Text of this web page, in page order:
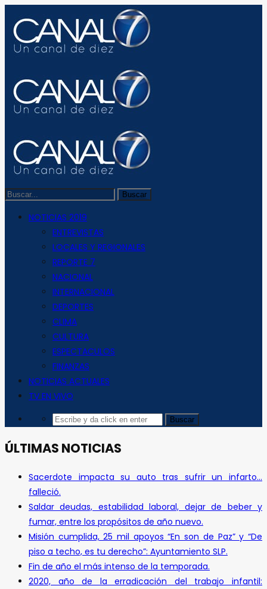
NOTICIAS 2019
ENTREVISTAS
LOCALES Y REGIONALES
REPORTE 7
NACIONAL
INTERNACIONAL
DEPORTES
CLIMA
CULTURA
ESPECTACULOS
FINANZAS
NOTICIAS ACTUALES
TV EN VIVO
ÚLTIMAS NOTICIAS
Sacerdote impacta su auto tras sufrir un infarto…
falleció.
Saldar deudas, estabilidad laboral, dejar de beber y
fumar, entre los propósitos de año nuevo.
Misión cumplida, 25 mil apoyos “En son de Paz” y “De
piso a techo, es tu derecho”: Ayuntamiento SLP.
Fin de año el más intenso de la temporada.
2020, año de la erradicación del trabajo infantil: